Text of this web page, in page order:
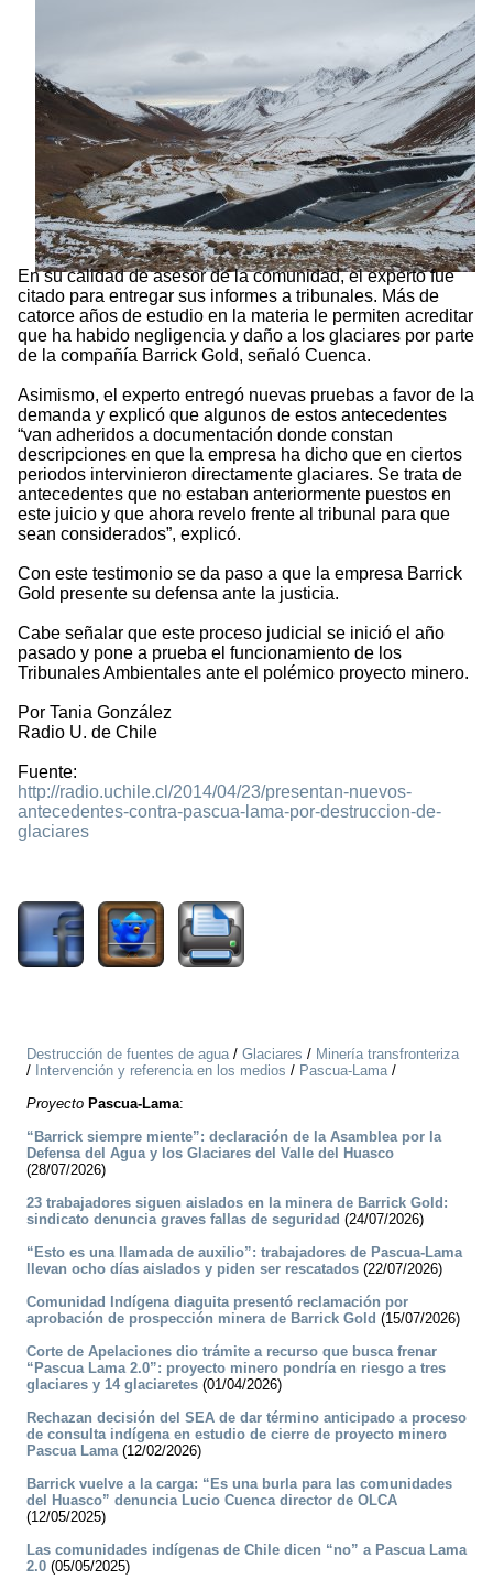
En su calidad de asesor de la comunidad, el experto fue
citado para entregar sus informes a tribunales. Más de
catorce años de estudio en la materia le permiten acreditar
que ha habido negligencia y daño a los glaciares por parte
de la compañía Barrick Gold, señaló Cuenca.
Asimismo, el experto entregó nuevas pruebas a favor de la
demanda y explicó que algunos de estos antecedentes
“van adheridos a documentación donde constan
descripciones en que la empresa ha dicho que en ciertos
periodos intervinieron directamente glaciares. Se trata de
antecedentes que no estaban anteriormente puestos en
este juicio y que ahora revelo frente al tribunal para que
sean considerados”, explicó.
Con este testimonio se da paso a que la empresa Barrick
Gold presente su defensa ante la justicia.
Cabe señalar que este proceso judicial se inició el año
pasado y pone a prueba el funcionamiento de los
Tribunales Ambientales ante el polémico proyecto minero.
Por Tania González
Radio U. de Chile
Fuente:
http://radio.uchile.cl/2014/04/23/presentan-nuevos-
antecedentes-contra-pascua-lama-por-destruccion-de-
glaciares
Destrucción de fuentes de agua/ Glaciares / Minería transfronteriza
/ Intervención y referencia en los medios / Pascua-Lama/
Proyecto Pascua-Lama:
“Barrick siempre miente”: declaración de la Asamblea por la
Defensa del Agua y los Glaciares del Valle del Huasco
(28/07/2026)
23 trabajadores siguen aislados en la minera de Barrick Gold:
sindicato denuncia graves fallas de seguridad (24/07/2026)
“Esto es una llamada de auxilio”: trabajadores de Pascua-Lama
llevan ocho días aislados y piden ser rescatados (22/07/2026)
Comunidad Indígena diaguita presentó reclamación por
aprobación de prospección minera de Barrick Gold (15/07/2026)
Corte de Apelaciones dio trámite a recurso que busca frenar
“Pascua Lama 2.0”: proyecto minero pondría en riesgo a tres
glaciares y 14 glaciaretes (01/04/2026)
Rechazan decisión del SEA de dar término anticipado a proceso
de consulta indígena en estudio de cierre de proyecto minero
Pascua Lama(12/02/2026)
Barrick vuelve a la carga: “Es una burla para las comunidades
del Huasco” denuncia Lucio Cuenca director de OLCA
(12/05/2025)
Las comunidades indígenas de Chile dicen “no” a Pascua Lama
2.0 (05/05/2025)